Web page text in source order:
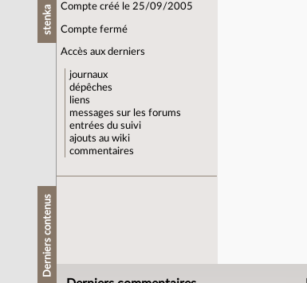
stenka Compte créé le 25/09/2005
Compte fermé
Accès aux derniers
journaux
dépêches
liens
messages sur les forums
entrées du suivi
ajouts au wiki
commentaires
Derniers contenus